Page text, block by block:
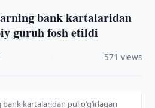
bank kartalaridan
guruh fosh etildi
571 views
kartalaridan pul o‘g‘irlagan